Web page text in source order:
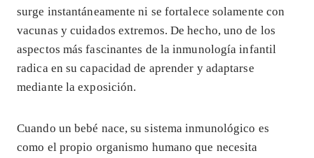
surge instantáneamente ni se fortalece solamente con
vacunas y cuidados extremos. De hecho, uno de los
aspectos más fascinantes de la inmunología infantil
radica en su capacidad de aprender y adaptarse
mediante la exposición.
Cuando un bebé nace, su sistema inmunológico es
como el propio organismo humano que necesita